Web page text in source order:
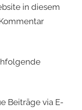
in diesem
Beiträge via E-